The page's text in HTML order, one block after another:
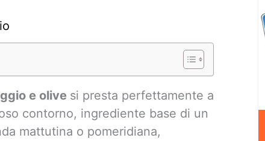
e olive si presta perfettamente a
contorno, ingrediente base di un
mattutina o pomeridiana,